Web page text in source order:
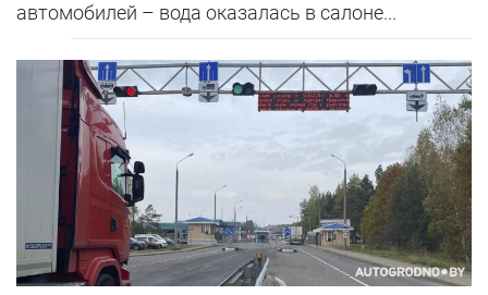
автомобилей – вода оказалась в салоне...